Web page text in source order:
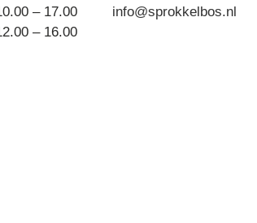
– 17.00
– 16.00
info@sprokkelbos.nl